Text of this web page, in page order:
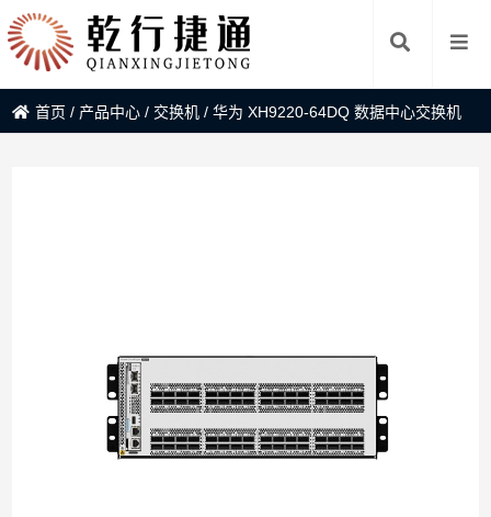
首页 / 产品中心 / 交换机 /华为 XH9220-64DQ 数据中心交换机